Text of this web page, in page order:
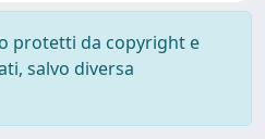
protetti da copyright e
salvo diversa